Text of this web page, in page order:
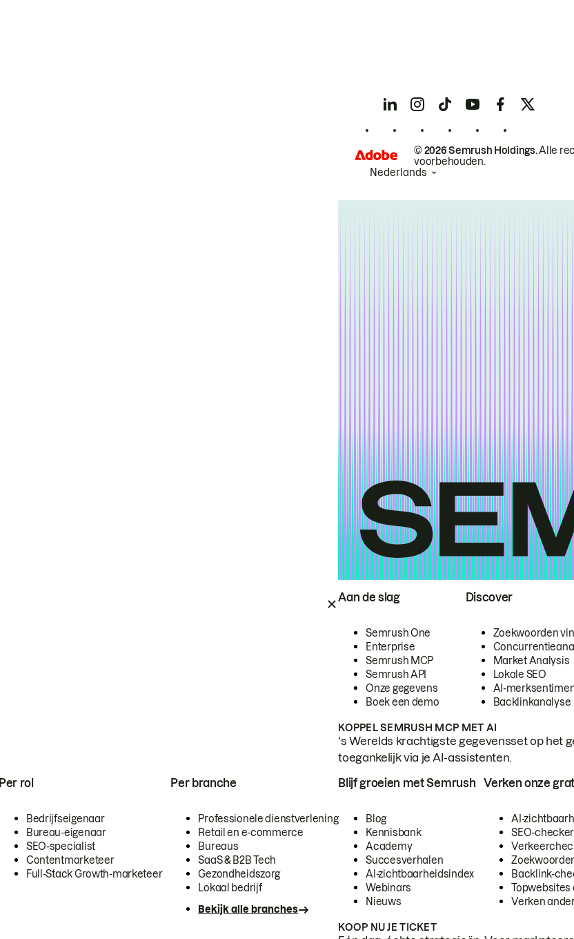
Aan de slag
Semrush One
Enterprise
Semrush MCP
Semrush API
Onze gegevens
Boek een demo
Discover
Zoekwoorden
Market Analysis
Lokale SEO
AI-
Backlinkanalyse
KOPPEL SEMRUSH MCP MET AI
's Werelds krachtigste gegevensset op het
toegankelijk via je AI-assistenten.
Per rol
Bedrijfseigenaar
Bureau-eigenaar
SEO-specialist
Contentmarketeer
Full-Stack Growth-marketeer
Per branche
Professionele dienstverlening
Retail en e-commerce
Bureaus
SaaS & B2B Tech
Gezondheidszorg
Lokaal bedrijf
Bekijk alle branches
Blijf groeien met Semrush
Blog
Kennisbank
Academy
Succesverhalen
AI-zichtbaarheidsindex
Webinars
Nieuws
Verken onze
AI-
SEO-checker
Backlink-
Topwebsites
Verken
KOOP NU JE TICKET
© 2026 Semrush Holdings.Alle
voorbehouden.
Nederlands